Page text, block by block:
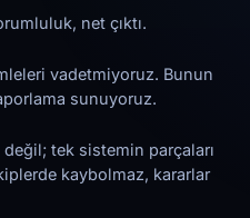
net çıktı.
vadetmiyoruz. Bunun
sunuyoruz.
değil; tek sistemin parçaları
kaybolmaz, kararlar